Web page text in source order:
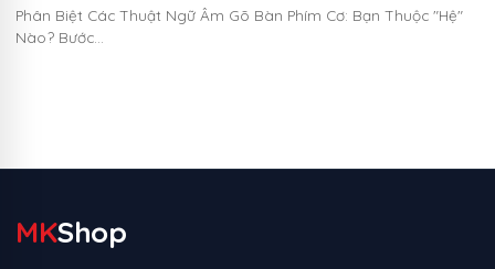
Phân Biệt Các Thuật Ngữ Âm Gõ Bàn Phím Cơ: Bạn Thuộc "Hệ"
Nào? Bước…
MKShop